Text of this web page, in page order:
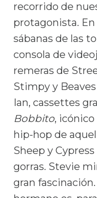
recorrido de
protagonista.
sábanas de las
consola de
remeras de
Stimpy y
Ian, cassettes
Bobbito,
hip-hop de
Sheep y
gorras. Stevie
gran